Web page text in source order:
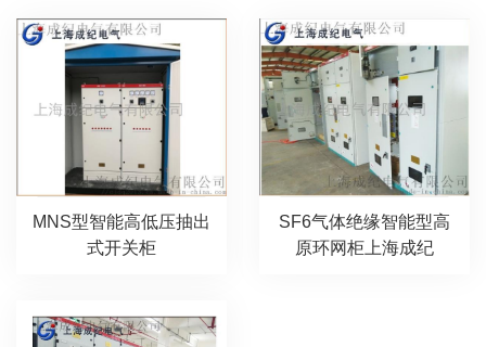
MNS型智能高低压抽出
式开关柜
SF6气体绝缘智能型高
原环网柜上海成纪